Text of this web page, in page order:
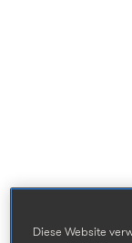
Diese Website